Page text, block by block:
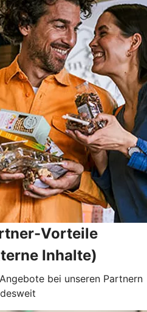
Vorteile
Inhalte)
bei unseren Partnern